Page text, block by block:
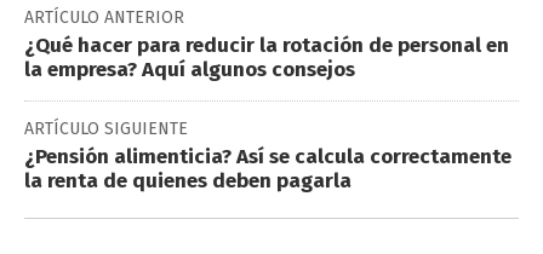
ARTÍCULO ANTERIOR
¿Qué hacer para reducir la rotación de personal en
la empresa? Aquí algunos consejos
ARTÍCULO SIGUIENTE
¿Pensión alimenticia? Así se calcula correctamente
la renta de quienes deben pagarla